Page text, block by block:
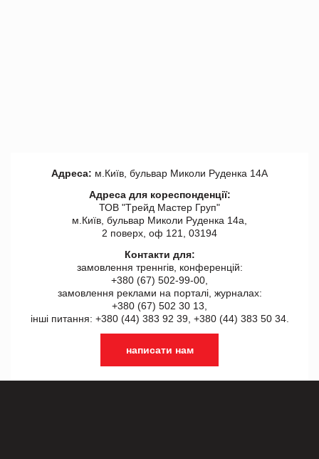
Адреса: м.Київ, бульвар Миколи Руденка 14А
Адреса для кореспонденції:
ТОВ "Tрейд Мастер Груп"
м.Київ, бульвар Миколи Руденка 14а,
2 поверх, оф 121, 03194
Контакти для:
замовлення треннгів, конференцій:
+380 (67) 502-99-00,
замовлення реклами на порталі, журналах:
+380 (67) 502 30 13,
інші питання: +380 (44) 383 92 39, +380 (44) 383 50 34.
написати нам